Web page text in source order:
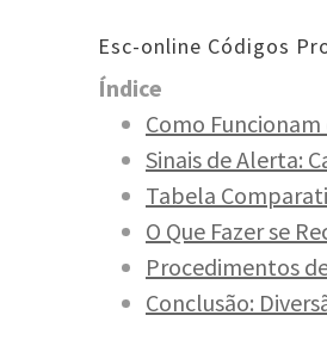
Esc-online Códigos
Índi­ce
Como
Sinais de Aler­ta:
Tabe­la
O Que Fazer se
Pro­ce­di­ment­os
Con­clusão: